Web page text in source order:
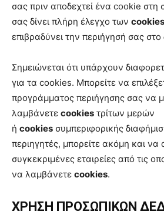
σας πριν αποδεχτεί ένα cookie στη
σας δίνει πλήρη έλεγχο των cookies
επιβραδύνει την περιήγησή σας στο
Σημειώνεται ότι υπάρχουν
για τα cookies. Μπορείτε να
προγράμματος περιήγησης σας να
λαμβάνετε cookies τρίτων μερών
ή cookies συμπεριφορικής
περιηγητές, μπορείτε ακόμη και να
συγκεκριμένες εταιρείες από τις
να λαμβάνετε cookies.
ΧΡΗΣΗ ΠΡΟΣΩΠΙΚΩΝ